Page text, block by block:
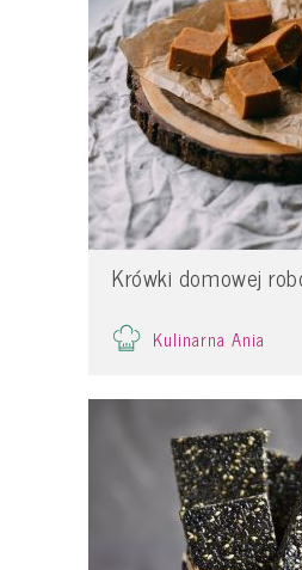
Krówki domowej
Kulinarna Ania